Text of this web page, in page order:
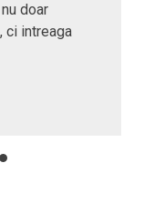
doar
ci intreaga